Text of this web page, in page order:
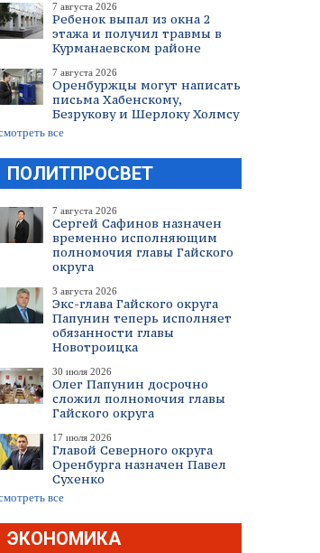
7 августа 2026
Ребенок выпал из окна 2
этажа и получил травмы в
Курманаевском районе
7 августа 2026
Оренбуржцы могут написать
письма Хабенскому,
Безрукову и Шерлоку Холмсу
все
ПОЛИТПРОСВЕТ
7 августа 2026
Сергей Сафинов назначен
временно исполняющим
полномочия главы Гайского
округа
3 августа 2026
Экс-глава Гайского округа
Папунин теперь исполняет
обязанности главы
Новотроицка
30 июля 2026
Олег Папунин досрочно
сложил полномочия главы
Гайского округа
17 июля 2026
Главой Северного округа
Оренбурга назначен Павел
Сухенко
все
ЭКОНОМИКА